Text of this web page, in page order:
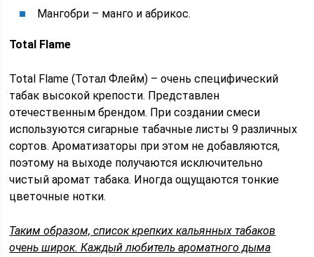
Мангобри – манго и абрикос.
Total Flame
Total Flame (Тотал Флейм) – очень специфический
табак высокой крепости. Представлен
отечественным брендом. При создании смеси
используются сигарные табачные листы 9 различных
сортов. Ароматизаторы при этом не добавляются,
поэтому на выходе получаются исключительно
чистый аромат табака. Иногда ощущаются тонкие
цветочные нотки.
Таким образом, список крепких кальянных табаков
очень широк. Каждый любитель ароматного дыма